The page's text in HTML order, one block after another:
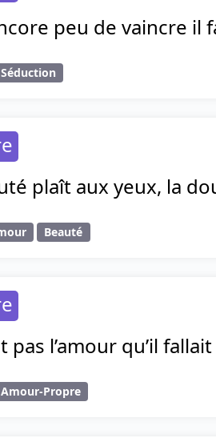
peu de vaincre il
Séduction
plaît aux yeux, la
Beauté
pas l’amour qu’il
Amour-Propre